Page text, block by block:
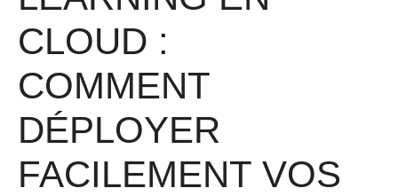
CLOUD :
COMMENT
DÉPLOYER
FACILEMENT VOS